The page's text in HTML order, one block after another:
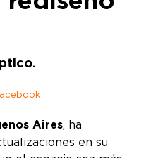
Aires, ha
en su